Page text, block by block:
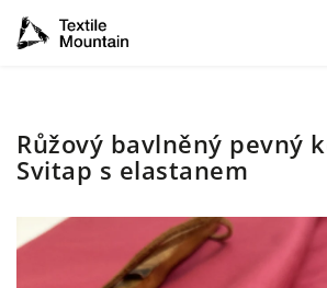
Růžový bavlněný pevný
Svitap s elastanem